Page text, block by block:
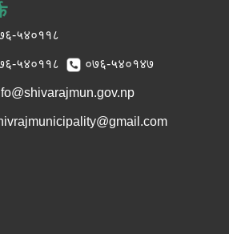
५४०११८
५४०११८ ०७६-५४०१४७